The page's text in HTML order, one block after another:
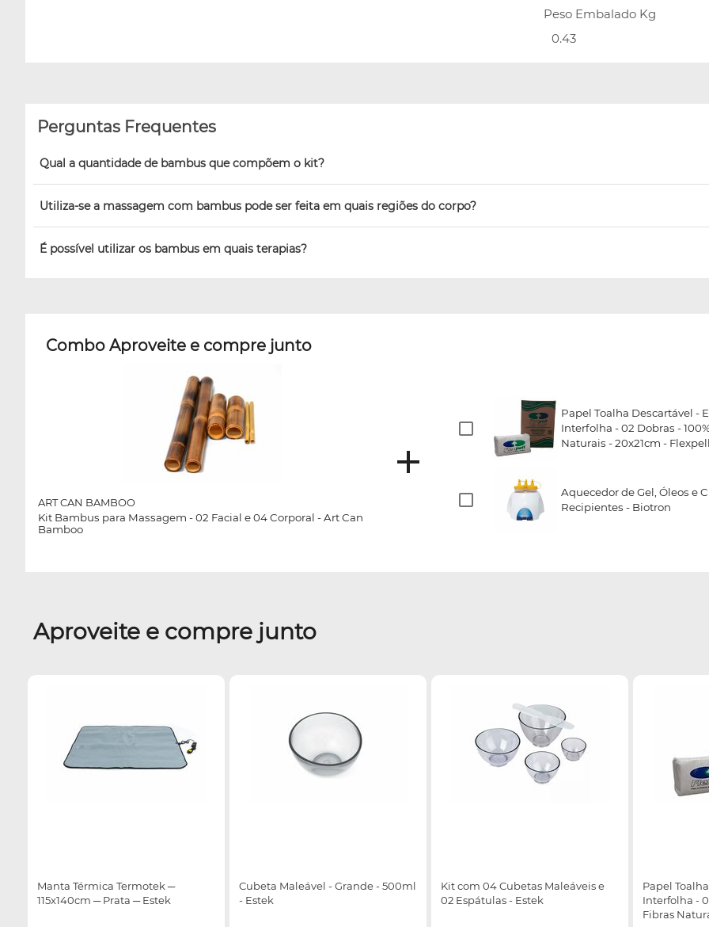
Peso Embalado Kg
0.43
Perguntas Frequentes
Qual a quantidade de bambus que compõem o kit?
Utiliza-se a massagem com bambus pode ser feita em quais regiões do corpo?
É possível utilizar os bambus em quais terapias?
Combo Aproveite e compre junto
ART CAN BAMBOO
Kit Bambus para Massagem - 02 Facial e 04 Corporal - Art Can
Bamboo
Papel Toalha Descartável -
Interfolha - 02 Dobras -
Naturais - 20x21cm - Flexpell
Aquecedor de Gel, Óleos e
Recipientes - Biotron
Aproveite e compre junto
Manta Térmica Termotek ─
115x140cm ─ Prata ─ Estek
Cubeta Maleável - Grande - 500ml
- Estek
Kit com 04 Cubetas Maleáveis e
02 Espátulas - Estek
Papel
Interfolha -
Fibras